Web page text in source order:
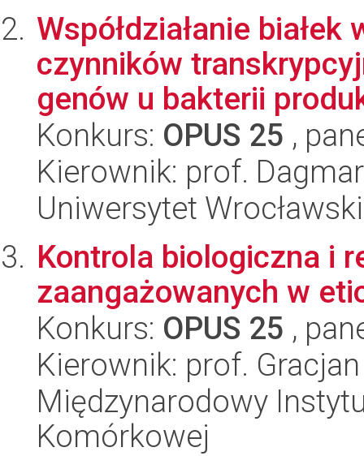
Współdziałanie
czynników
genów u bakterii
Konkurs: OPUS 25 ,
Kierownik: prof.
Uniwersytet
Kontrola biologiczna i
zaangażowanych w
Konkurs: OPUS 25 ,
Kierownik: prof.
Międzynarodowy
Komórkowej